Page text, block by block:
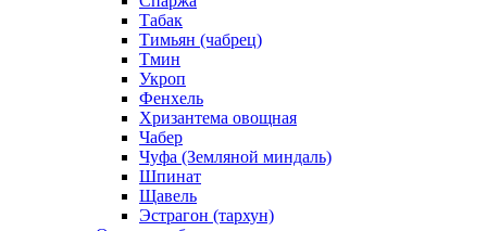
Табак
Тимьян (чабрец)
Тмин
Укроп
Фенхель
Хризантема овощная
Чабер
Чуфа (Земляной миндаль)
Шпинат
Щавель
Эстрагон (тархун)